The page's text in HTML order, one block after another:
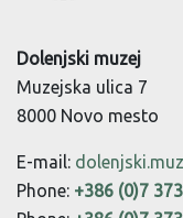
Dolenjski muzej
Muzejska ulica 7
8000 Novo mesto
E-mail:
Phone: +386 (0)7